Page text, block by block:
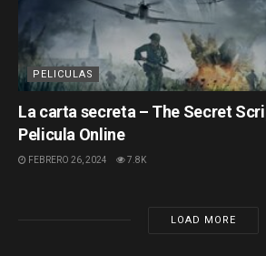
PELICULAS
La carta secreta – The Secret
Pelicula Online
FEBRERO 26, 2024 7.8K
LOAD MORE